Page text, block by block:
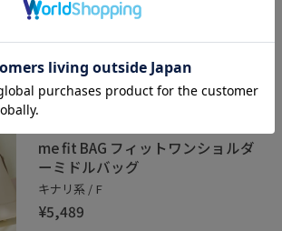
1足あるととっても活躍するのでおすすめ
me fit BAG フィットワンショルダ
ーミドルバッグ
キナリ系 / F
¥5,489